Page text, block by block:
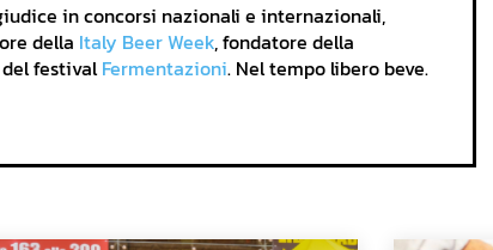
in concorsi nazionali e internazionali,
della Italy Beer Week, fondatore della
festivalFermentazioni. Nel tempo libero beve.